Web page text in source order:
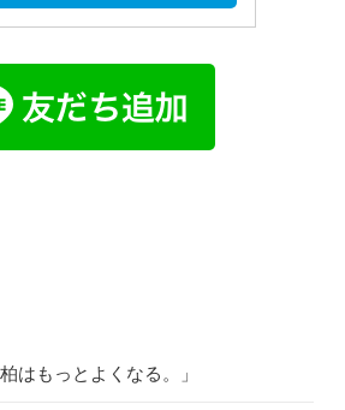
はもっとよくなる。」